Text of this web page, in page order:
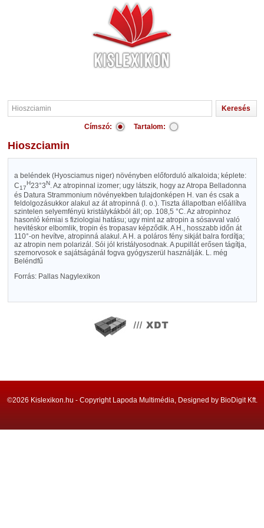
Címszó: Tartalom:
Hioszciamin
a beléndek (Hyosciamus niger) növényben előforduló alkaloida; képlete:
C17
H23°3N. Az atropinnal izomer; ugy látszik, hogy az Atropa Belladonna
és Datura Strammonium növényekben tulajdonképen H. van és csak a
feldolgozásukkor alakul az át atropinná (l. o.). Tiszta állapotban előállítva
szintelen selyemfényü kristálykákból áll; op. 108,5 °C. Az atropinhoz
hasonló kémiai s fiziologiai hatásu; ugy mint az atropin a sósavval való
hevitéskor elbomlik, tropin és tropasav képződik. A H., hosszabb időn át
110°-on hevítve, atropinná alakul. A H. a poláros fény sikját balra fordítja;
az atropin nem polarizál. Sói jól kristályosodnak. A pupillát erősen tágítja,
szemorvosok e sajátságánál fogva gyógyszerül használják. L. még
Beléndfű
Forrás: Pallas Nagylexikon
©2026 Kislexikon.hu - Copyright Lapoda Multimédia, Designed by BioDigit Kft.